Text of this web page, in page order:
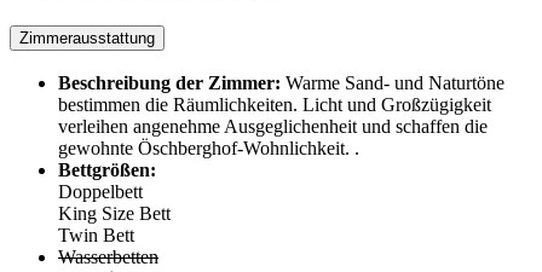
Zimmerausstattung
Beschreibung der Zimmer: Warme Sand- und Naturtöne
bestimmen die Räumlichkeiten. Licht und Großzügigkeit
verleihen angenehme Ausgeglichenheit und schaffen die
gewohnte Öschberghof-Wohnlichkeit. .
Bettgrößen:
Doppelbett
King Size Bett
Twin Bett
Wasserbetten